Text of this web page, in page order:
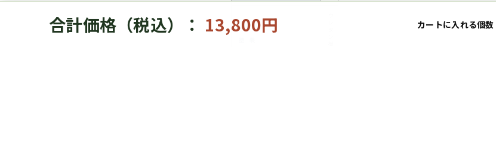
合計価格（税込）： 13,800円 カートに入れる個数